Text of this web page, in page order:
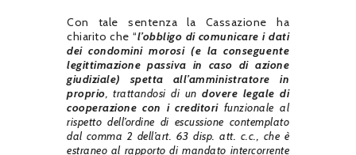
Con tale sentenza la Cassazione ha
chiarito che “l’obbligo di comunicare i dati
dei condomini morosi (e la conseguente
legittimazione passiva in caso di azione
giudiziale) spetta all’amministratore in
proprio, trattandosi di undovere legale di
cooperazione con i creditorifunzionale al
rispetto dell’ordine di escussione contemplato
dal comma 2 dell’art. 63 disp. att. c.c., che è
estraneo al rapporto di mandato intercorrente